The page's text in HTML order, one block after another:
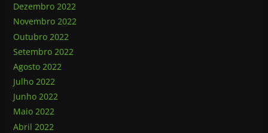
Dezembro 2022
Novembro 2022
Outubro 2022
Setembro 2022
Agosto 2022
Julho 2022
Junho 2022
Maio 2022
Abril 2022